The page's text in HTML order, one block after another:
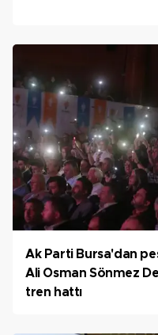
Ak Parti Bursa'dan
Ali Osman Sönmez
tren hattı